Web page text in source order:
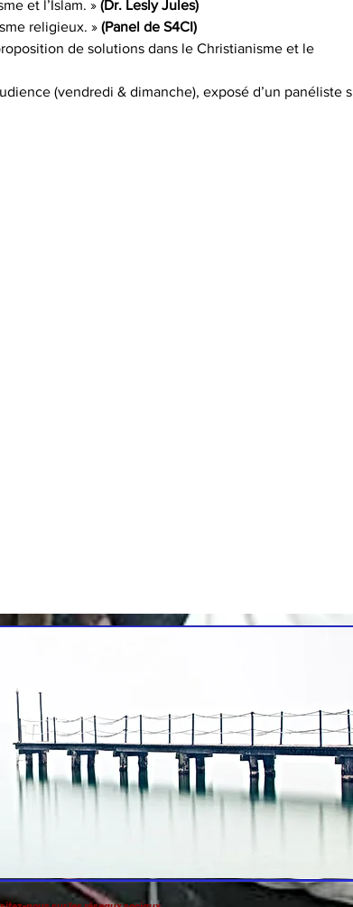
et l’Islam. » (Dr. Lesly Jules)
religieux. » (Panel de S4CI)
de solutions dans le Christianisme et le
(vendredi & dimanche), exposé d’un panéliste